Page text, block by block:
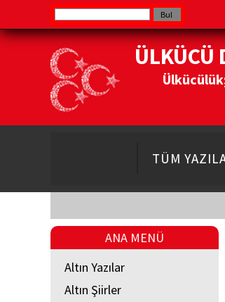
ÜLKÜCÜ
TÜM
ANA MENÜ
Altın Yazılar
Altın Şiirler